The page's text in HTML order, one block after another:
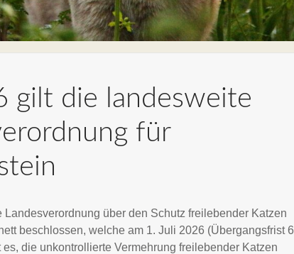
gilt die landesweite
für
über den Schutz freilebender Katzen
beschlossen, welche am 1. Juli 2026 (Übergangsfrist 6
die unkontrollierte Vermehrung freilebender Katzen